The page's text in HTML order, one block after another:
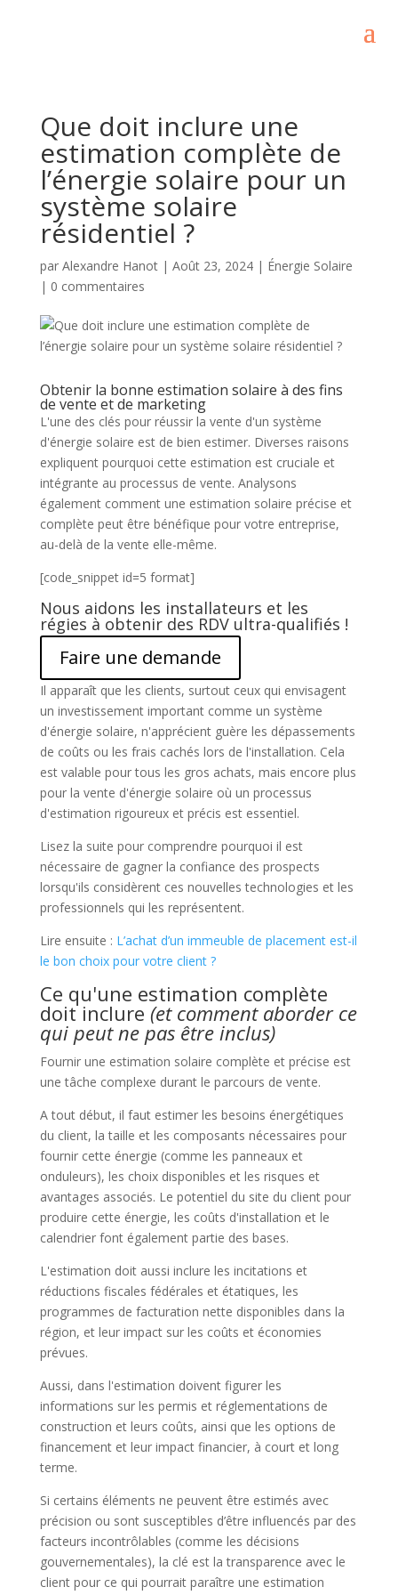
Que doit inclure une
estimation complète de
l’énergie solaire pour un
système solaire
résidentiel ?
par Alexandre Hanot| Août 23, 2024| Énergie Solaire
| 0 commentaires
Obtenir la bonne estimation solaire à des fins
de vente et de marketing
L'une des clés pour réussir la vente d'un système
d'énergie solaire est de bien estimer. Diverses raisons
expliquent pourquoi cette estimation est cruciale et
intégrante au processus de vente. Analysons
également comment une estimation solaire précise et
complète peut être bénéfique pour votre entreprise,
au-delà de la vente elle-même.
[code_snippet id=5 format]
Nous aidons les installateurs et les
régies à obtenir des RDV ultra-qualifiés !
Faire une demande
Il apparaît que les clients, surtout ceux qui envisagent
un investissement important comme un système
d'énergie solaire, n'apprécient guère les dépassements
de coûts ou les frais cachés lors de l'installation. Cela
est valable pour tous les gros achats, mais encore plus
pour la vente d'énergie solaire où un processus
d'estimation rigoureux et précis est essentiel.
Lisez la suite pour comprendre pourquoi il est
nécessaire de gagner la confiance des prospects
lorsqu'ils considèrent ces nouvelles technologies et les
professionnels qui les représentent.
Lire ensuite : L’achat d’un immeuble de placement est-il
le bon choix pour votre client ?
Ce qu'une estimation complète
doit inclure (et comment aborder ce
qui peut ne pas être inclus)
Fournir une estimation solaire complète et précise est
une tâche complexe durant le parcours de vente.
A tout début, il faut estimer les besoins énergétiques
du client, la taille et les composants nécessaires pour
fournir cette énergie (comme les panneaux et
onduleurs), les choix disponibles et les risques et
avantages associés. Le potentiel du site du client pour
produire cette énergie, les coûts d'installation et le
calendrier font également partie des bases.
L'estimation doit aussi inclure les incitations et
réductions fiscales fédérales et étatiques, les
programmes de facturation nette disponibles dans la
région, et leur impact sur les coûts et économies
prévues.
Aussi, dans l'estimation doivent figurer les
informations sur les permis et réglementations de
construction et leurs coûts, ainsi que les options de
financement et leur impact financier, à court et long
terme.
Si certains éléments ne peuvent être estimés avec
précision ou sont susceptibles d’être influencés par des
facteurs incontrôlables (comme les décisions
gouvernementales), la clé est la transparence avec le
client pour ce qui pourrait paraître une estimation